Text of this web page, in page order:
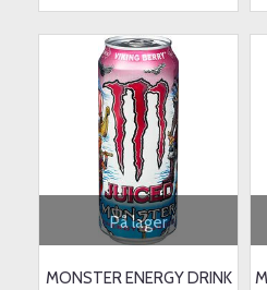
På lager
MONSTER ENERGY DRINK